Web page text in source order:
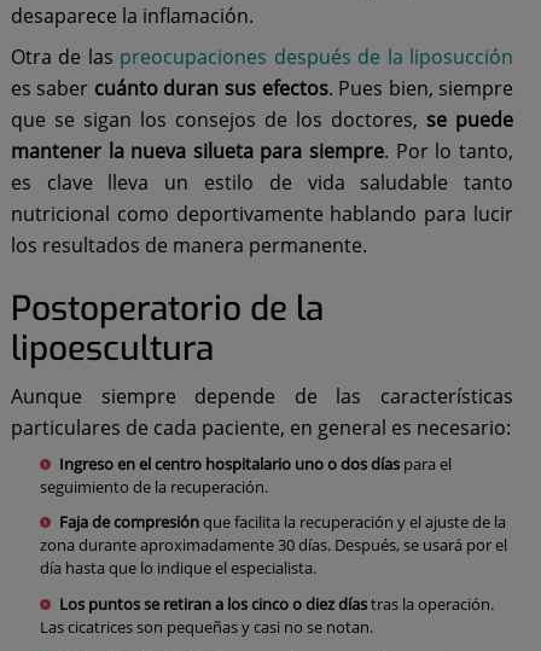
desaparece la inflamación.
Otra de las preocupaciones después de la liposucción
es saber cuánto duran sus efectos. Pues bien, siempre
que se sigan los consejos de los doctores, se puede
mantener la nueva silueta para siempre. Por lo tanto,
es clave lleva un estilo de vida saludable tanto
nutricional como deportivamente hablando para lucir
los resultados de manera permanente.
Postoperatorio de la
lipoescultura
Aunque siempre depende de las características
particulares de cada paciente, en general es necesario:
Ingreso en el centro hospitalario uno o dos días para el
seguimiento de la recuperación.
Faja de compresiónque facilita la recuperación y el ajuste de la
zona durante aproximadamente 30 días. Después, se usará por el
día hasta que lo indique el especialista.
Los puntos se retiran a los cinco o diez díastras la operación.
Las cicatrices son pequeñas y casi no se notan.